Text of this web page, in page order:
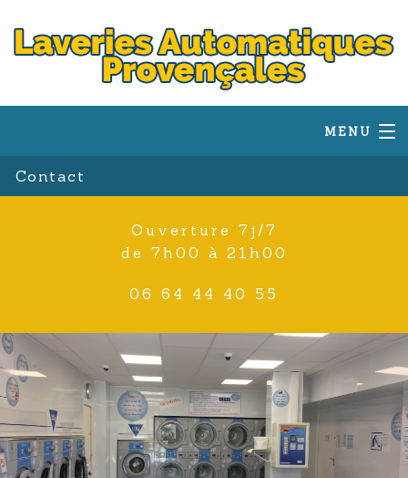
MENU
Laverie Eguilles
Laverie Lambesc
Laverie Aix-en-Provence
Contact
Ouverture 7j/7
de 7h00 à 21h00
06 64 44 40 55